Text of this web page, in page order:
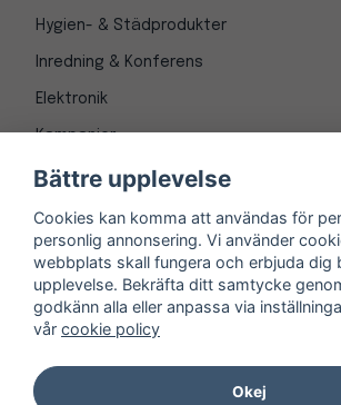
Hygien- & Städprodukter
Inredning & Konferens
Elektronik
Kampanjer
© Copyright 1997-2026
Bättre upplevelse
Cookies kan komma att användas för
personlig annonsering. Vi använder
webbplats skall fungera och erbjuda dig
upplevelse. Bekräfta ditt samtycke
godkänn alla eller anpassa via
vår cookie policy
Okej